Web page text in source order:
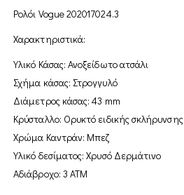
Ρολόι Vogue 202017024.3
Χαρακτηριστικά:
Υλικό Κάσας: Ανοξείδωτο ατσάλι
Σχήμα κάσας: Στρογγυλό
Διάμετρος κάσας: 43 mm
Κρύσταλλο: Ορυκτό ειδικής σκλήρυνσης
Χρώμα Καντράν: Μπεζ
Υλικό δεσίματος: Χρυσό Δερμάτινο
Αδιάβροχο: 3 ΑΤΜ